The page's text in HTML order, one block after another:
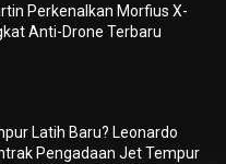
Perkenalkan Morfius X-
Anti-Drone Terbaru
Latih Baru? Leonardo
Pengadaan Jet Tempur